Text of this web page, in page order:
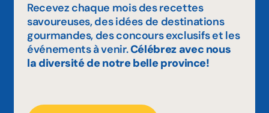
Recevez chaque mois des recettes
savoureuses, des idées de destinations
gourmandes, des concours exclusifs et les
événements à venir.Célébrez avec nous
la diversité de notre belle province!